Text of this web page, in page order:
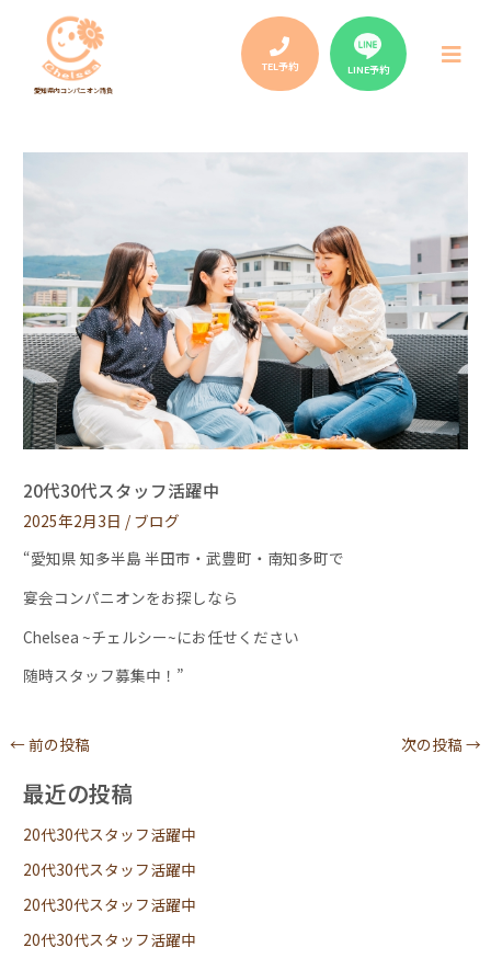
愛知県内コンパニオン請負
TEL予約 LINE予約
メ
ニ
20代30代スタッフ活躍中
2025年2月3日 / ブログ
“愛知県 知多半島 半田市・武豊町・南知多町で
宴会コンパニオンをお探しなら
Chelsea ~チェルシー~にお任せください
随時スタッフ募集中！”
navigation
←前の投稿 次の投稿 →
最近の投稿
20代30代スタッフ活躍中
20代30代スタッフ活躍中
20代30代スタッフ活躍中
20代30代スタッフ活躍中